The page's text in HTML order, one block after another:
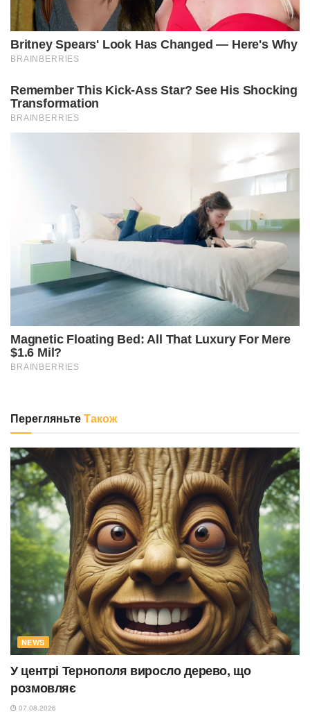
ПерегляньтеТакож
NEWS
У центрі Тернополя виросло дерево, що
розмовляє
07.08.2026